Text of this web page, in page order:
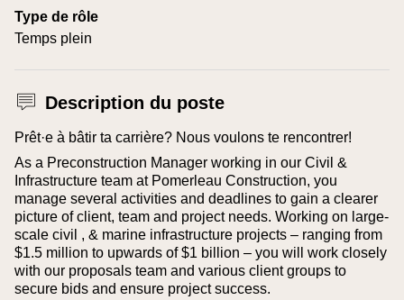
Type de rôle
Temps plein
Description du poste
Prêt·e à bâtir ta carrière? Nous voulons te rencontrer!
As a Preconstruction Manager working in our Civil &
Infrastructure team at Pomerleau Construction, you
manage several activities and deadlines to gain a clearer
picture of client, team and project needs. Working on large-
scale civil , & marine infrastructure projects – ranging from
$1.5 million to upwards of $1 billion – you will work closely
with our proposals team and various client groups to
secure bids and ensure project success.